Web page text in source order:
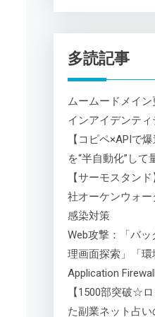
多読記事
ムームードメイ
インアイデンティ
【コピペ×APIで
を“半自動化”し
【サーモスタン
社オーケンウォ
感染対策
Web攻撃：「バ
理画面探索」「
Application
【1500部突破☆
た副業ネット占